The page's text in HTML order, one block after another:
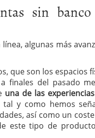
sin
algunas más
que son los espacios
finales del pasado
una de las
tal y como hemos
así como un
este tipo de